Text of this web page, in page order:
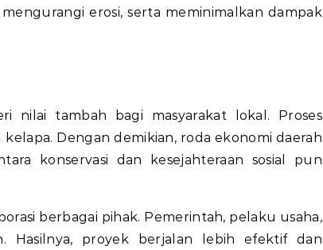
erosi, serta meminimalkan dampak
nilai tambah bagi masyarakat lokal. Proses
Dengan demikian, roda ekonomi daerah
konservasi dan kesejahteraan sosial pun
berbagai pihak. Pemerintah, pelaku usaha,
Hasilnya, proyek berjalan lebih efektif dan